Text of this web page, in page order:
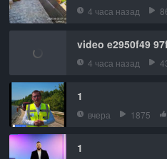
4 часа назад
video e2950f49
4 часа назад
1
вчера 1875
1